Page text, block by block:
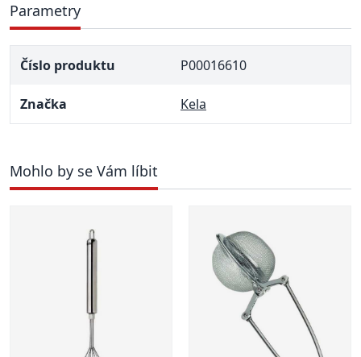
Parametry
Číslo produktu P00016610
Značka Kela
Mohlo by se Vám líbit